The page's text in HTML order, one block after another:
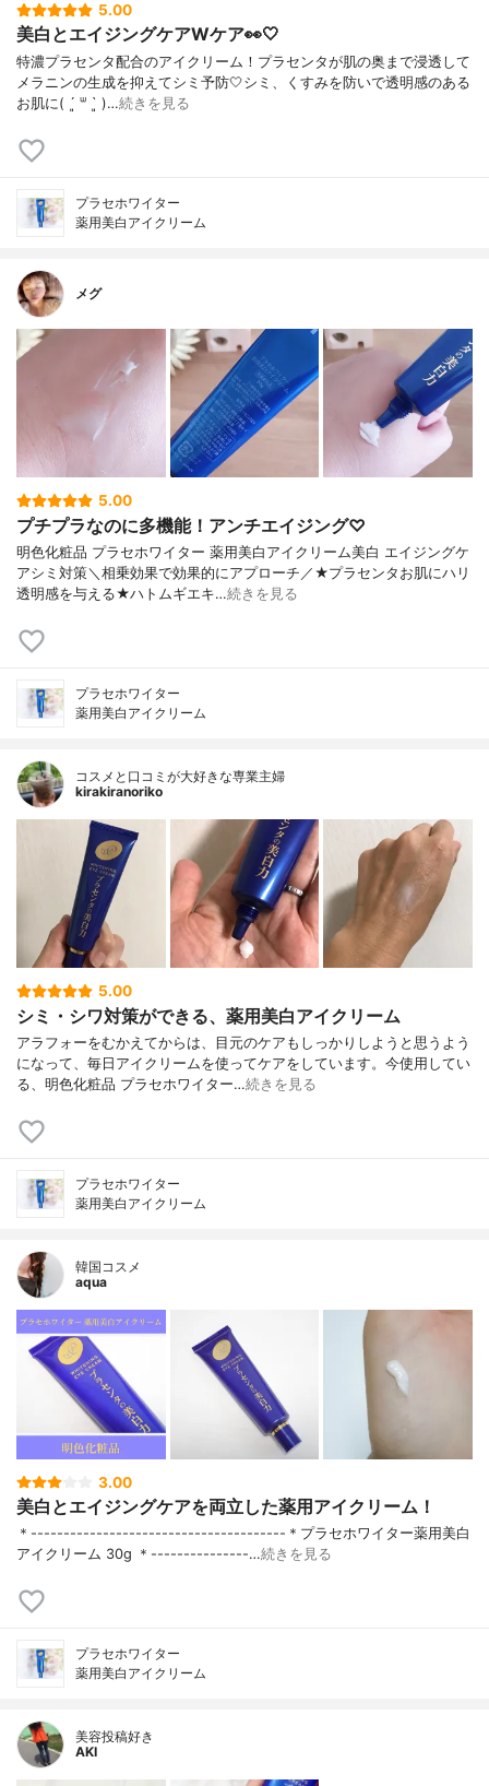
5.00
美白とエイジングケアWケア👀🤍
特濃プラセンタ配合のアイクリーム！プラセンタが肌の奥まで浸透して
メラニンの生成を抑えてシミ予防🤍シミ、くすみを防いで透明感のある
お肌に( ´͈ ᐜ `͈ )…続きを見る
プラセホワイター
薬用美白アイクリーム
メグ
5.00
プチプラなのに多機能！アンチエイジング♡
明色化粧品 プラセホワイター 薬用美白アイクリーム美白 エイジングケ
アシミ対策＼相乗効果で効果的にアプローチ／★プラセンタお肌にハリ
透明感を与える★ハトムギエキ…続きを見る
プラセホワイター
薬用美白アイクリーム
コスメと口コミが大好きな専業主婦
kirakiranoriko
5.00
シミ・シワ対策ができる、薬用美白アイクリーム
アラフォーをむかえてからは、目元のケアもしっかりしようと思うよう
になって、毎日アイクリームを使ってケアをしています。今使用してい
る、明色化粧品 プラセホワイター…続きを見る
プラセホワイター
薬用美白アイクリーム
韓国コスメ
aqua
3.00
美白とエイジングケアを両立した薬用アイクリーム！
＊---------------------------------------＊プラセホワイター薬用美白
アイクリーム 30g ＊---------------…続きを見る
プラセホワイター
薬用美白アイクリーム
美容投稿好き
AKI